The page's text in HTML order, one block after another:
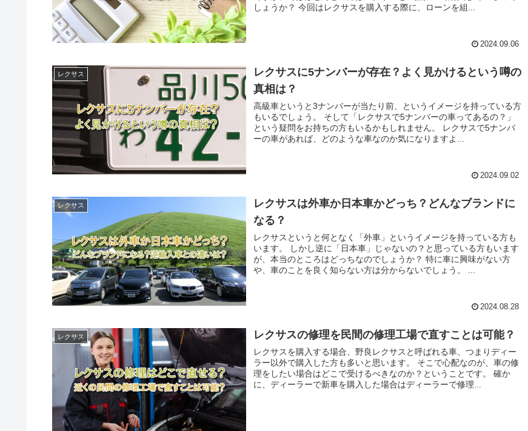
しょうか？ 今回はレクサスを購入する際に、ローンを組...
2024.09.06
レクサス
レクサスに5ナンバーが存在？よく見かけるという噂の
真相は？
高級車というと3ナンバーが当たり前、というイメージを持っている方
もいるでしょう。 そして「レクサスで5ナンバーの車ってあるの？」
という疑問をお持ちの方もいるかもしれません。 レクサスで5ナンバ
ーの車があれば、どのような車なのか気になりますよ...
2024.09.02
レクサス
レクサスは外車か日本車かどっち？どんなブランドに
なる？
レクサスというと何となく「外車」というイメージを持っている方も
います。 しかし逆に「日本車」じゃないの？と思っている方もいます
が、本当のところはどっちなのでしょうか？ 特に車に興味がない方
や、車のことを良く知らない方は分からないでしょう。 ...
2024.08.28
レクサス レクサスの修理を民間の修理工場で直すことは可能？
レクサスを購入する場合、野良レクサスと呼ばれる車、つまりディー
ラー以外で購入した方も多いと思います。 そこで心配なのが、車の修
理をしたい場合はどこで受けるべきなのか？ということです。 確か
に、ディーラーで新車を購入した場合はディーラーで修理...